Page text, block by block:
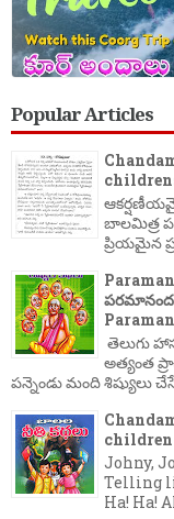
Popular Articles
బాలమిత్ర
ప్రియమైన
తెలుగు
అత్యంత
పన్నెండు మంది శిష్యులు
Johny,
Telling
Ha! Ha!